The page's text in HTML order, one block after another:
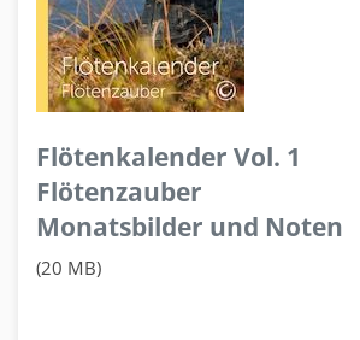
Flötenkalender Vol. 1
Flötenzauber
Monatsbilder und Noten
(20 MB)